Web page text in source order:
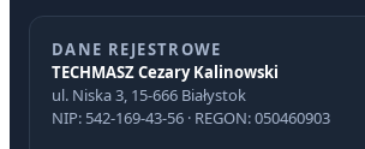
DANE REJESTROWE
TECHMASZ Cezary Kalinowski
ul. Niska 3, 15-666 Białystok
NIP: 542-169-43-56 · REGON: 050460903